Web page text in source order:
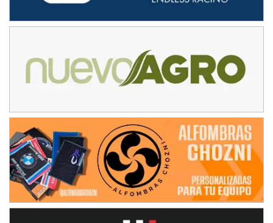
Ciudad de Trenque Lauquen (Asfalto)
ENTRERRIANO - F6 (POSTERGADA)
Parque de la Velocidad (Asfalto)
Villaguay (Entre Ríos)
El Cerro (Tierra)
Victoria (Entre Ríos)
PATAGONICO - F6
Moto Club Reginense (Tierra)
Gral. E. Godoy (Río Negro)
CSK - F7
Juventud Unida (Tierra)